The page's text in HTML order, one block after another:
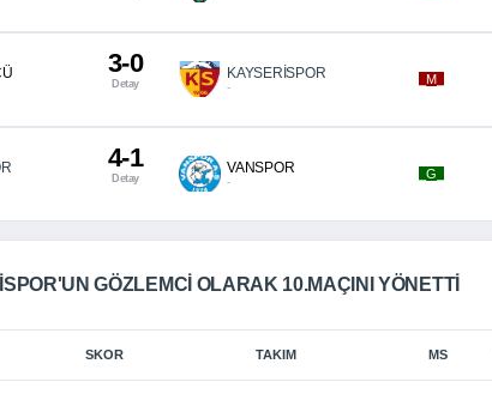
3-0
Detay
KAYSERİSPOR
-
_M_
4-1
Detay
VANSPOR
-
_G_
GÖZLEMCI OLARAK 10.MAÇINI YÖNETTI
SKOR TAKIM MS